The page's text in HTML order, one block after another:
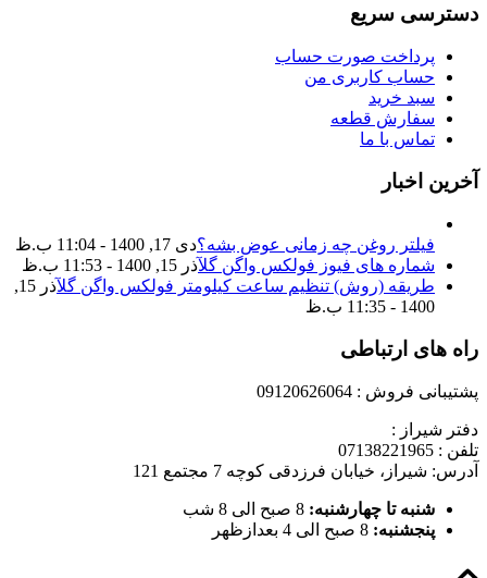
دسترسی سریع
پرداخت صورت حساب
حساب کاربری من
سبد خرید
سفارش قطعه
تماس با ما
آخرین اخبار
فیلتر روغن چه زمانی عوض بشه؟دی 17, 1400 - 11:04 ب.ظ
شماره های فیوز فولکس واگن گلآذر 15, 1400 - 11:53 ب.ظ
طریقه (روش) تنظیم ساعت کیلومتر فولکس واگن گل
آذر 15,
1400 - 11:35 ب.ظ
راه های ارتباطی
پشتیبانی فروش : 09120626064
دفتر شیراز :
تلفن : 07138221965
آدرس: شیراز، خیابان فرزدقی کوچه 7 مجتمع 121
شنبه تا چهارشنبه: 8 صبح الی 8 شب
پنجشنبه: 8 صبح الی 4 بعدازظهر